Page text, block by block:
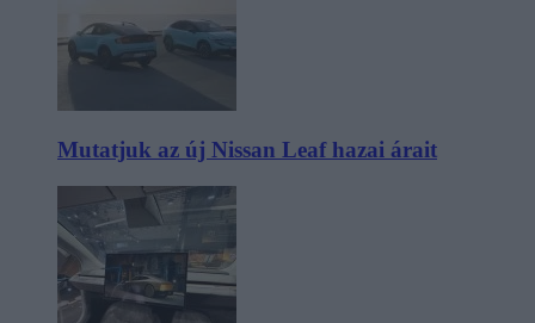
Mutatjuk az új Nissan Leaf hazai árait